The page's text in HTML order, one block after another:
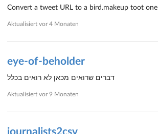
Convert a tweet URL to a bird.makeup toot one
Aktualisiert vor 4 Monaten
eye-of-beholder
דברים שרואים מכאן לא רואים בכלל
Aktualisiert vor 9 Monaten
journalists2csv